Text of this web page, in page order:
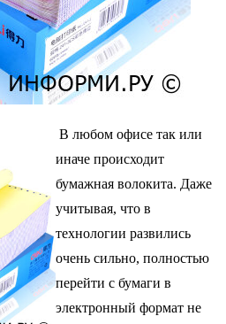
В любом офисе так или
иначе происходит
бумажная волокита. Даже
учитывая, что в
технологии развились
очень сильно, полностью
перейти с бумаги в
электронный формат не